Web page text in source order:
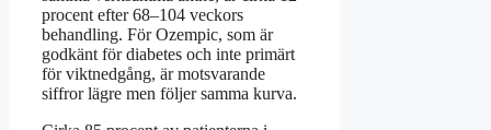
procent efter 68–104 veckors
behandling. För Ozempic, som är
godkänt för diabetes och inte primärt
för viktnedgång, är motsvarande
siffror lägre men följer samma kurva.